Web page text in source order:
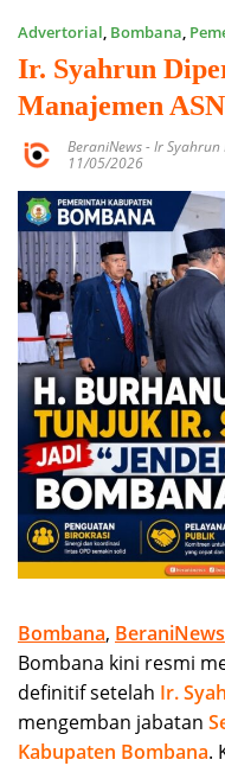
Advertorial, Bombana,
Ir. Syahrun
Manajemen
BeraniNews-Ir Syahrun
11/05/2026
Bombana, BeraniNews
Bombana kini resmi
definitif setelah Ir.
mengemban jabatan
Kabupaten Bombana.